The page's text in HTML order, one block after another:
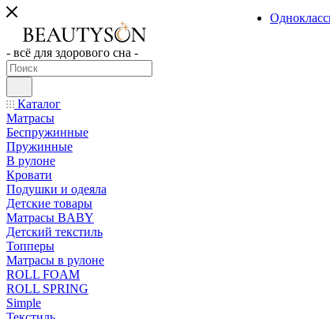
- всё для здорового сна -
Каталог
Матрасы
Беспружинные
Пружинные
В рулоне
Кровати
Подушки и одеяла
Детские товары
Матрасы BABY
Детский текстиль
Топперы
Матрасы в рулоне
ROLL FOAM
ROLL SPRING
Simple